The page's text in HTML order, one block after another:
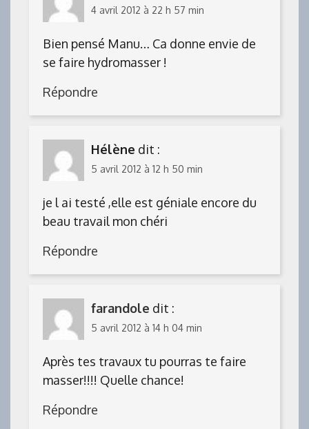
4 avril 2012 à 22 h 57 min
Bien pensé Manu… Ca donne envie de
se faire hydromasser !
Répondre
Hélène dit :
5 avril 2012 à 12 h 50 min
je l ai testé ,elle est géniale encore du
beau travail mon chéri
Répondre
farandole dit :
5 avril 2012 à 14 h 04 min
Après tes travaux tu pourras te faire
masser!!!! Quelle chance!
Répondre